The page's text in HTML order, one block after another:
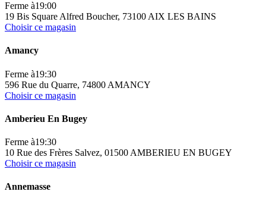
Ferme à19:00
19 Bis Square Alfred Boucher, 73100 AIX LES BAINS
Choisir ce magasin
Amancy
Ferme à19:30
596 Rue du Quarre, 74800 AMANCY
Choisir ce magasin
Amberieu En Bugey
Ferme à19:30
10 Rue des Frères Salvez, 01500 AMBERIEU EN BUGEY
Choisir ce magasin
Annemasse